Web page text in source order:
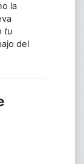
la
tu
del